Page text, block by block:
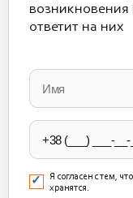
ответит на них
leave
this
field
empty.
Я согласен с тем,
хранятся.